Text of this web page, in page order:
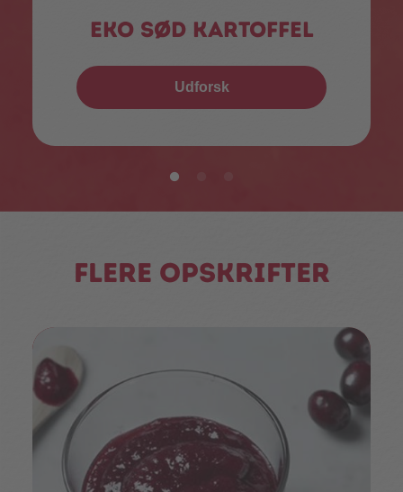
EKO sød kartoffel
Udforsk
Flere opskrifter